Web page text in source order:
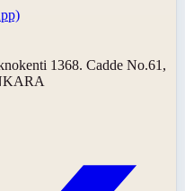
1368. Cadde No.61,